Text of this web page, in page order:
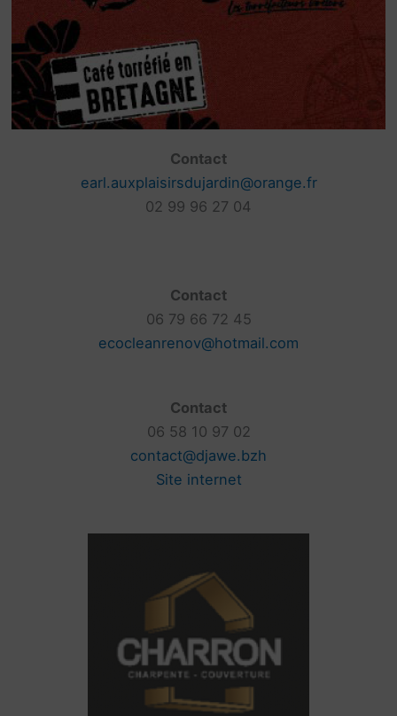
Contact
earl.auxplaisirsdujardin@orange.fr
02 99 96 27 04
Contact
06 79 66 72 45
ecocleanrenov@hotmail.com
Contact
06 58 10 97 02
contact@djawe.bzh
Site internet